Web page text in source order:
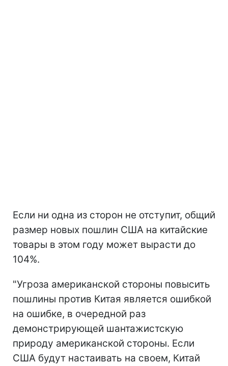
Если ни одна из сторон не отступит, общий
размер новых пошлин США на китайские
товары в этом году может вырасти до
104%.
"Угроза американской стороны повысить
пошлины против Китая является ошибкой
на ошибке, в очередной раз
демонстрирующей шантажистскую
природу американской стороны. Если
США будут настаивать на своем, Китай